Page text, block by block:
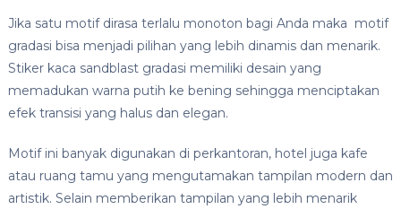
Jika satu motif dirasa terlalu monoton bagi Anda maka motif
gradasi bisa menjadi pilihan yang lebih dinamis dan menarik.
Stiker kaca sandblast gradasi memiliki desain yang
memadukan warna putih ke bening sehingga menciptakan
efek transisi yang halus dan elegan.
Motif ini banyak digunakan di perkantoran, hotel juga kafe
atau ruang tamu yang mengutamakan tampilan modern dan
artistik. Selain memberikan tampilan yang lebih menarik